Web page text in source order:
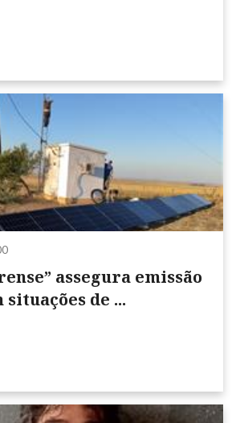
assegura emissão
contínua em situações de ...